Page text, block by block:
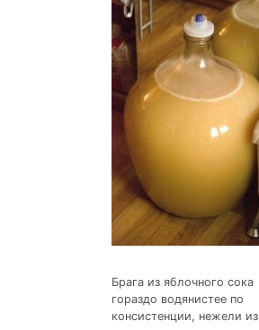
Брага из яблочного сока
гораздо водянистее по
консистенции, нежели из